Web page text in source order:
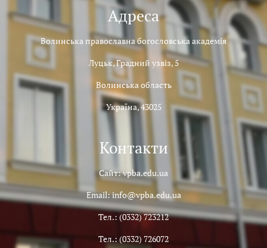
Адреса
Волинська православна богословська академія
Луцьк, Градний узвіз, 5
Волинська область
Україна, 43025
Контакти
Сайт: vpba.edu.ua
Email: info@vpba.edu.ua
Тел.: (0332) 723212
Тел.: (0332) 726072